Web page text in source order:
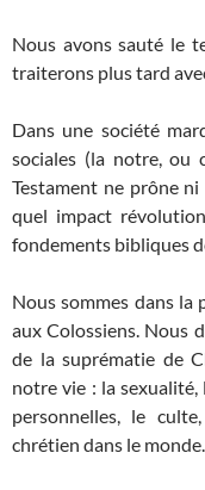
Nous avons sauté le
traiterons plus tard
Dans une société
sociales (la notre, ou
Testament ne prône
quel impact
fondements bibliques
Nous sommes dans
aux Colossiens. Nous
de la suprématie de
notre vie : la sexualité,
personnelles, le
chrétien dans le monde.